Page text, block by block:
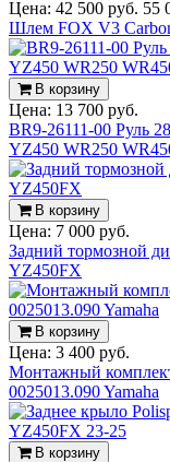
Цена: 42 500 руб. 55
Шлем FOX V3
В корзину
Цена: 13 700 руб.
BR9-26111-00 Руль
YZ450 WR250
В корзину
Цена: 7 000 руб.
Задний тормозной
YZ450FX
В корзину
Цена: 3 400 руб.
Монтажный
0025013.090 Yamaha
В корзину